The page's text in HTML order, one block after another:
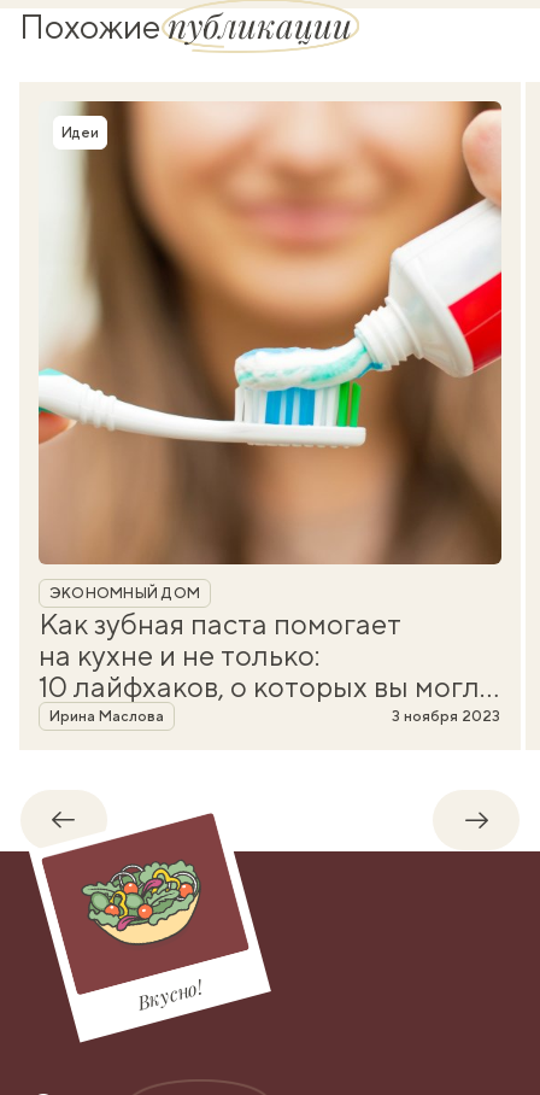
Похожиепубликации
Идеи
Рубрика
ЭКОНОМНЫЙ ДОМ
Как зубная паста помогает
на кухне и не только:
10 лайфхаков, о которых вы могли
не знать
Автор
Ирина Маслова 3 ноября 2023
Обратно
Вкусно!